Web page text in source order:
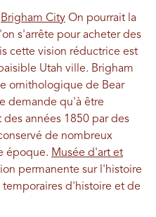
Brigham City On pourrait la
s'arrête pour acheter des
cette vision réductrice est
Utah ville. Brigham
ornithologique de Bear
demande qu'à être
années 1850 par des
de nombreux
époque. Musée d'art et
permanente sur l'histoire
d'histoire et de